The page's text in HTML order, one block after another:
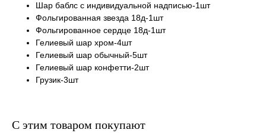
Шар баблс с индивидуальной надписью-1шт
Фольгированная звезда 18д-1шт
Фольгированное сердце 18д-1шт
Гелиевый шар хром-4шт
Гелиевый шар обычный-5шт
Гелиевый шар конфетти-2шт
Грузик-3шт
С этим товаром покупают